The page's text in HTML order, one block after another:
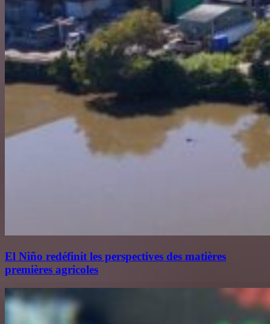
El Niño redéfinit les perspectives des matières
premières agricoles